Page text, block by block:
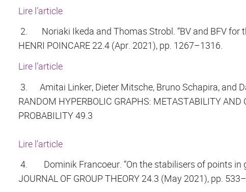
Lire l’article
2.
Noriaki Ikeda and Thomas Strobl. “BV and BFV
HENRI POINCARE 22.4 (Apr. 2021), pp. 1267–1316.
Lire l’article
3.
Amitai Linker, Dieter Mitsche, Bruno Schapira, and
RANDOM HYPERBOLIC GRAPHS: METASTABILITY AND
PROBABILITY 49.3
Lire l’article
4. Dominik Francoeur. “On the stabilisers of points
JOURNAL OF GROUP THEORY 24.3 (May 2021), pp.